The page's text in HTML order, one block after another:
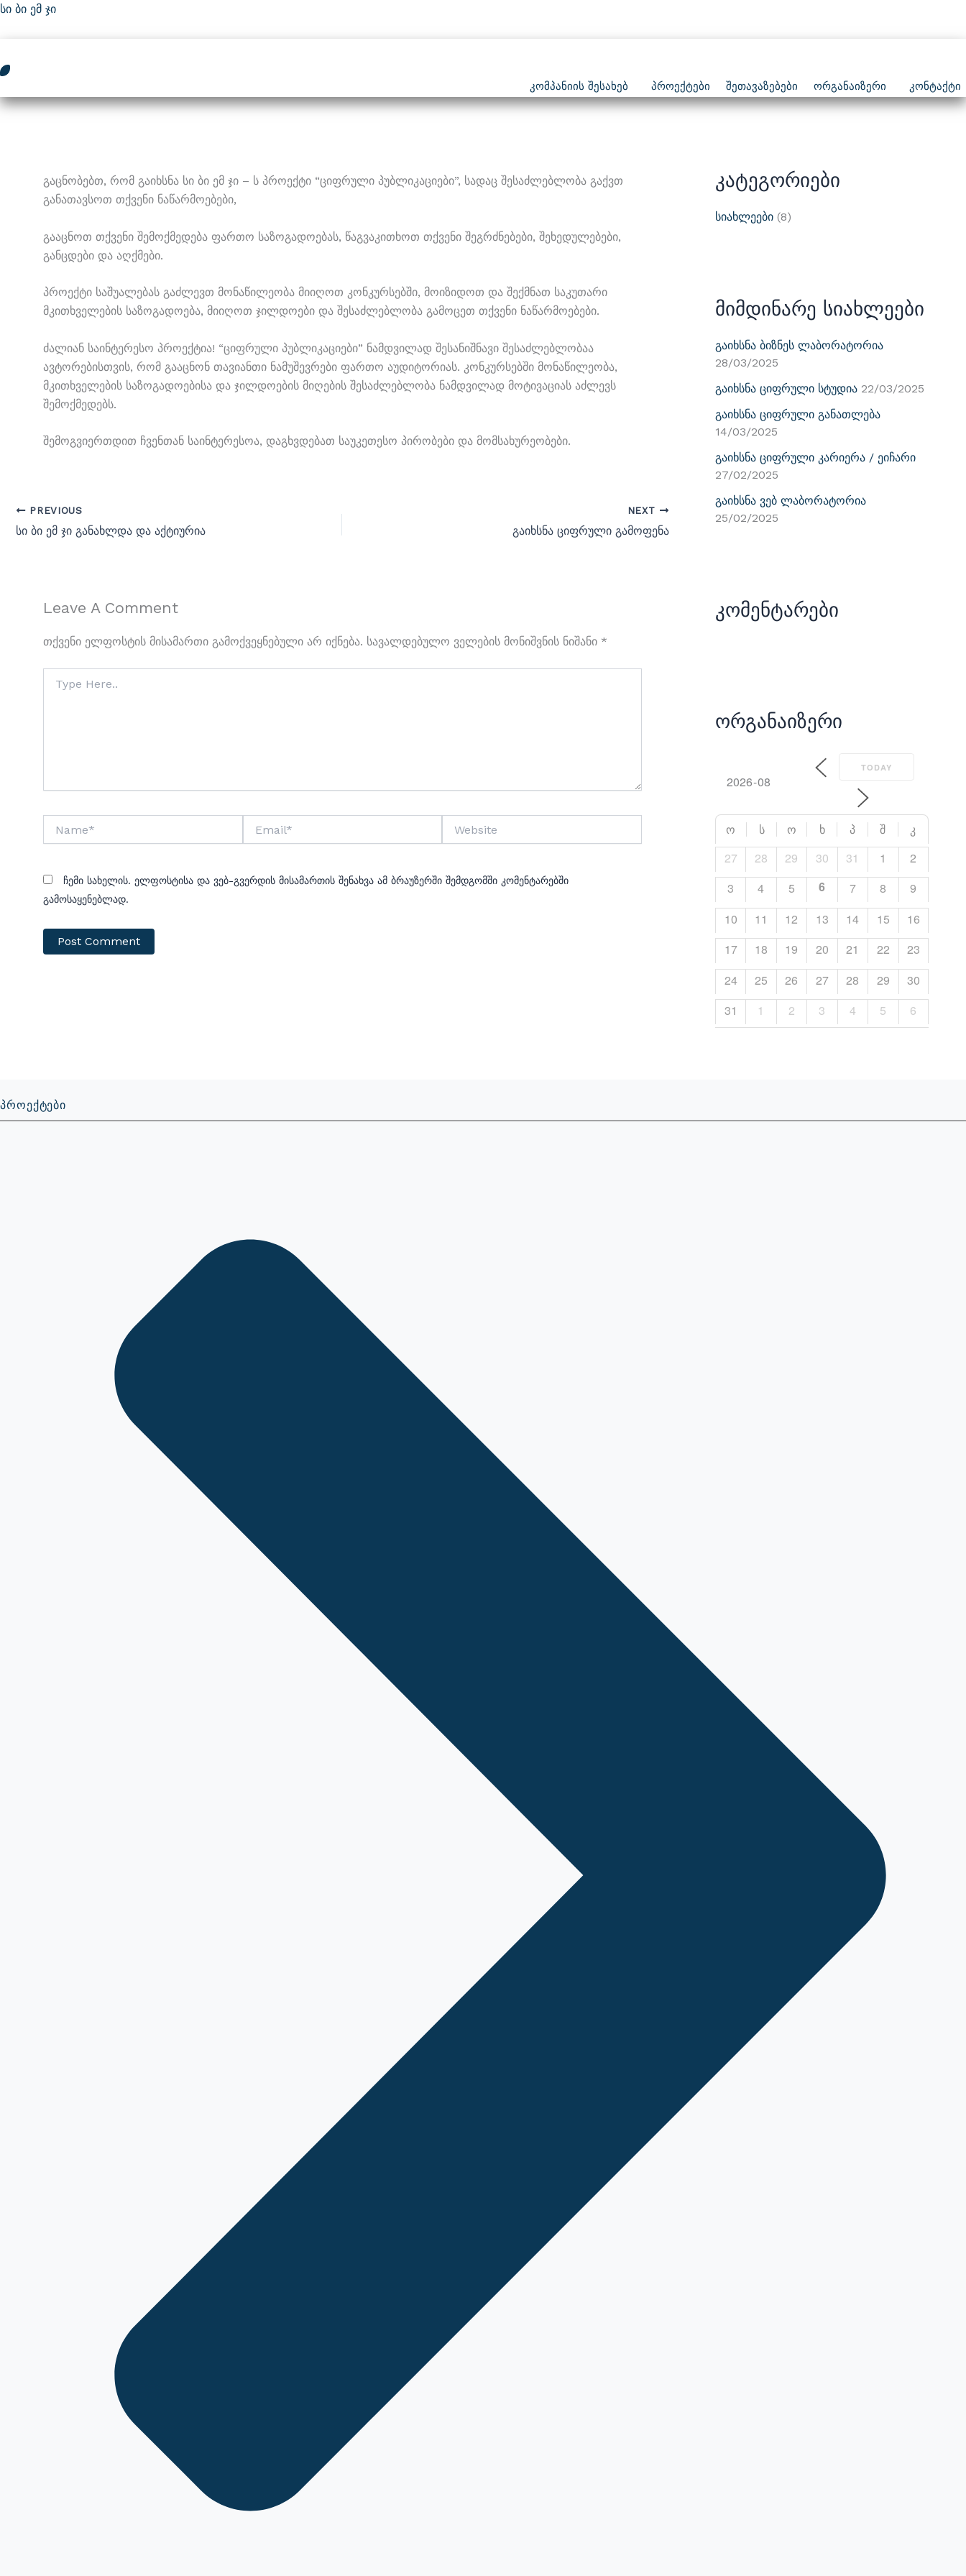
Skip
Სი Ბი Ემ Ჯი
Კომპანიის Შესახებ Პროექტები Შეთავაზებები Ორგანაიზერი Კონტაქტი
Გაცნობებთ, Რომ Გაიხსნა Სი Ბი Ემ Ჯი – Ს Პროექტი “ციფრული Პუბლიკაციები”, Სადაც Შესაძლებლობა Გაქვთ
Განათავსოთ Თქვენი Ნაწარმოებები,
Გააცნოთ Თქვენი Შემოქმედება Ფართო Საზოგადოებას, Წაგვაკითხოთ Თქვენი Შეგრძნებები, Შეხედულებები,
Განცდები Და Აღქმები.
Პროექტი Საშუალებას Გაძლევთ Მონაწილეობა Მიიღოთ Კონკურსებში, Მოიზიდოთ Და Შექმნათ Საკუთარი
Მკითხველების Საზოგადოება, Მიიღოთ Ჯილდოები Და Შესაძლებლობა Გამოცეთ Თქვენი Ნაწარმოებები.
Ძალიან Საინტერესო Პროექტია! “ციფრული Პუბლიკაციები” Ნამდვილად Შესანიშნავი Შესაძლებლობაა
Ავტორებისთვის, Რომ Გააცნონ Თავიანთი Ნამუშევრები Ფართო Აუდიტორიას. Კონკურსებში Მონაწილეობა,
Მკითხველების Საზოგადოებისა Და Ჯილდოების Მიღების Შესაძლებლობა Ნამდვილად Მოტივაციას Აძლევს
Შემოქმედებს.
Შემოგვიერთდით Ჩვენთან Საინტერესოა, Დაგხვდებათ Საუკეთესო Პირობები Და Მომსახურეობები.
PREVIOUS
სი ბი ემ ჯი განახლდა და აქტიურია
NEXT
გაიხსნა ციფრული გამოფენა
Leave A Comment
Თქვენი Ელფოსტის Მისამართი Გამოქვეყნებული Არ Იქნება. Სავალდებულო Ველების Მონიშვნის Ნიშანი *
Here..
Ჩემი Სახელის. Ელფოსტისა Და Ვებ-Გვერდის Მისამართის Შენახვა Ამ Ბრაუზერში Შემდგომში Კომენტარებში
Გამოსაყენებლად.
Კატეგორიები
Სიახლეები(8)
Მიმდინარე Სიახლეები
Გაიხსნა Ბიზნეს Ლაბორატორია
28/03/2025
Გაიხსნა Ციფრული Სტუდია 22/03/2025
Გაიხსნა Ციფრული Განათლება
14/03/2025
Გაიხსნა Ციფრული Კარიერა / Ეიჩარი
27/02/2025
Გაიხსნა Ვებ Ლაბორატორია
25/02/2025
Კომენტარები
Ორგანაიზერი
TODAY
Ო Ს Ო Ხ Პ Შ
Კ
27
28 29 30 31 1
2
3
4 5 6 7 8
9
10
11 12 13 14 15
16
17
18 19 20 21 22
23
24
25 26 27 28 29
30
31
1 2 3 4 5 6
Პროექტები